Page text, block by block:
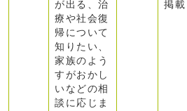
が出る、治
療や社会復
帰について
知りたい、
家族のよう
すがおかし
いなどの相
談に応じま
掲載